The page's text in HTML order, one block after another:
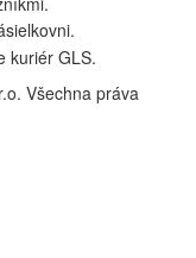
Všechna práva